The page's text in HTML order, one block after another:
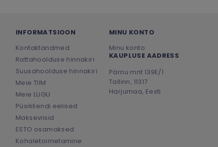
INFORMATSIOON
Kontaktandmed
Rattahoolduse hinnakiri
Suusahoolduse hinnakiri
Meie TIIM
Meie LUGU
Püsikliendi eelised
Makseviisid
ESTO osamaksed
Kohaletoimetamine
MINU KONTO
Minu konto
KAUPLUSE AADRESS
Pärnu mnt 139E/1
Tallinn, 11317
Harjumaa, Eesti